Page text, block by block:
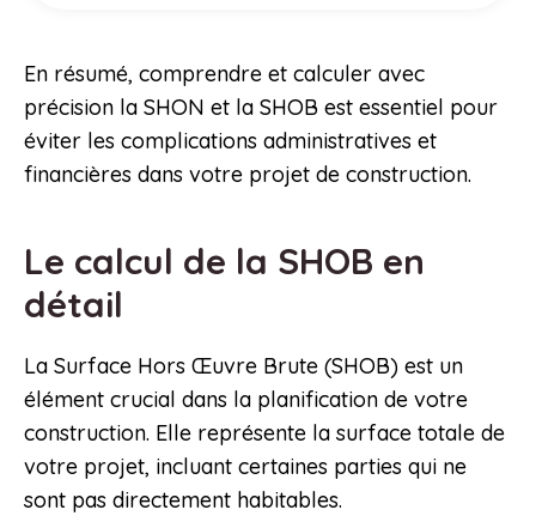
En résumé, comprendre et calculer avec
précision la SHON et la SHOB est essentiel pour
éviter les complications administratives et
financières dans votre projet de construction.
Le calcul de la SHOB en
détail
La Surface Hors Œuvre Brute (SHOB) est un
élément crucial dans la planification de votre
construction. Elle représente la surface totale de
votre projet, incluant certaines parties qui ne
sont pas directement habitables.